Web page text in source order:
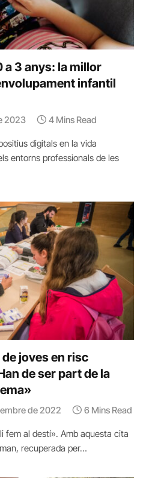
a 3 anys: la millor
infantil
2023 4 Mins Read
digitals en la vida
entorns professionals de les
joves en risc
de ser part de la
de 2022 6 Mins Read
fem al destí». Amb aquesta cita
recuperada per…